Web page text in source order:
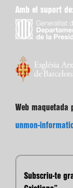
Amb el suport de:
Web maquetada
unmon-
Subscriu-te